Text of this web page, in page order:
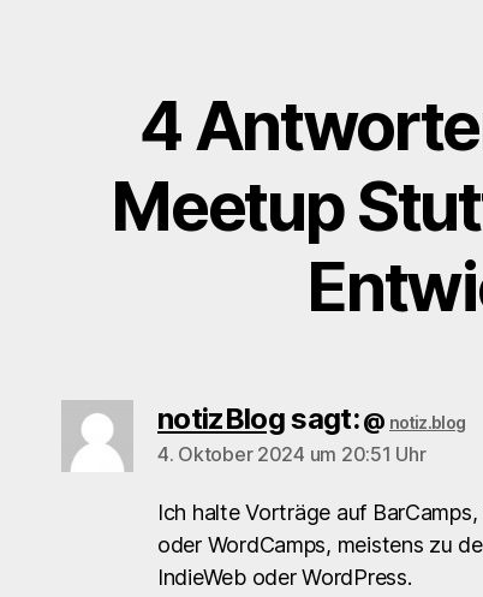
4
Meetup
notizBlogsagt:@ notiz.blog
4. Oktober 2024 um 20:51 Uhr
Ich halte Vorträge auf
oder WordCamps, meistens zu
IndieWeb oder WordPress.